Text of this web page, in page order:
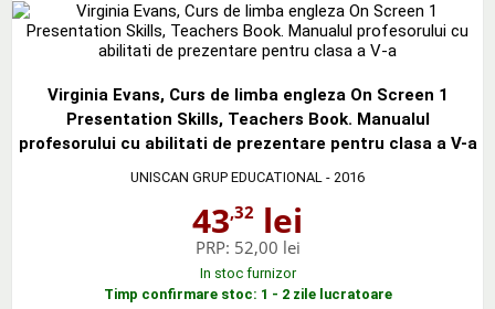
Virginia Evans, Curs de limba engleza On Screen 1
Presentation Skills, Teachers Book. Manualul
profesorului cu abilitati de prezentare pentru clasa a V-a
UNISCAN GRUP EDUCATIONAL - 2016
43,32 lei
PRP: 52,00 lei
In stoc furnizor
Timp confirmare stoc: 1 - 2 zile lucratoare